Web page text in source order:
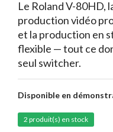
Le Roland V-80HD,
production vidéo
et la production en
flexible — tout ce
seul switcher.
Disponible en
2 produit(s) en stock